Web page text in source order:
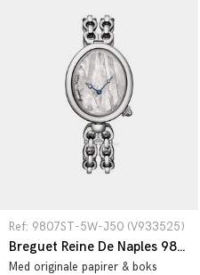
Ref: 9807ST-5W-J50 (V933525)
Breguet Reine De Naples 9807ST-5W-J50
Med originale papirer & boks